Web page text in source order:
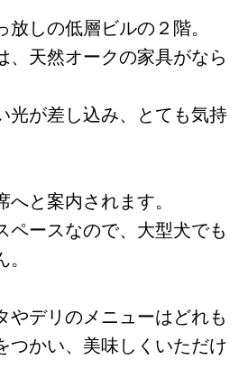
しの低層ビルの２階。
、天然オークの家具がなら
光が差し込み、とても気持
と案内されます。
ペースなので、大型犬でも
やデリのメニューはどれも
つかい、美味しくいただけ